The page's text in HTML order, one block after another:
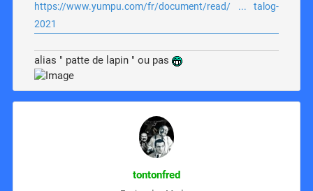
https://www.yumpu.com/fr/document/read/ ... talog-
2021
alias " patte de lapin " ou pas
tontonfred